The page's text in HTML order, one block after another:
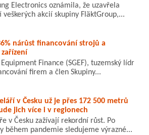
Electronics oznámila, že uzavřela
akcií skupiny FläktGroup,...
nárůst financování strojů a
Finance (SGEF), tuzemský lídr
firem a člen Skupiny...
v Česku už je přes 172 500 metrů
jich více i v regionech
v Česku zažívají rekordní růst. Po
během pandemie sledujeme výrazné...